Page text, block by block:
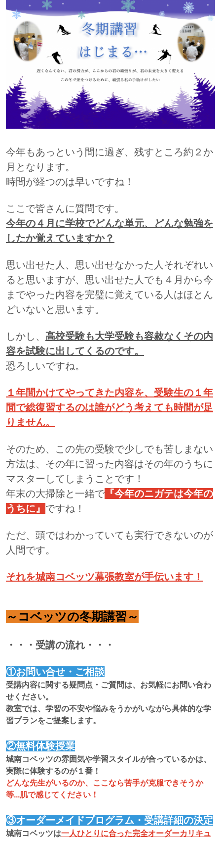
今年もあっという間に過ぎ、残すところ約２か
月となります。
時間が経つのは早いですね！
ここで皆さんに質問です。
今年の４月に学校でどんな単元、どんな勉強を
したか覚えていますか？
思い出せた人、思い出せなかった人それぞれい
ると思いますが、思い出せた人でも４月から今
までやった内容を完璧に覚えている人はほとん
どいないと思います。
しかし、 高校受験も大学受験も容赦なくその内
容を試験に出してくるのです。
恐ろしいですね。
１年間かけてやってきた内容を、受験生の１年
間で総復習するのは誰がどう考えても時間が足
りません。
そのため、この先の受験で少しでも苦しまない
方法は、その年に習った内容はその年のうちに
マスターしてしまうことです！
年末の大掃除と一緒で 『今年のニガテは今年の
うちに』 ですね！
ただ、頭ではわかっていても実行できないのが
人間です。
それを城南コベッツ幕張教室が手伝います！
～コベッツの冬期講習～
・・・受講の流れ・・・
①お問い合せ・ご相談
受講内容に関する疑問点・ご質問は、お気軽にお問い合わ
せください。
教室では、学習の不安や悩みをうかがいながら具体的な学
習プランをご提案します。
②無料体験授業
城南コベッツの雰囲気や学習スタイルが合っているかは、
実際に体験するのが１番！
どんな先生がいるのか、ここなら苦手が克服できそうか
等...肌で感じてください！
③オーダーメイドプログラム・受講詳細の決定
城南コベッツは一人ひとりに合った完全オーダーカリキュ